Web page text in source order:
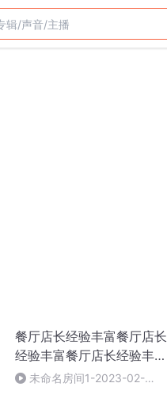
餐厅店长经验丰富餐厅店长
经验丰富餐厅店长经验丰富
餐 未命名房间1-2023-02-